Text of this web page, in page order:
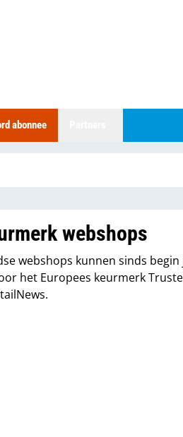
abonnee
webshops
webshops kunnen sinds
het Europees keurmerk